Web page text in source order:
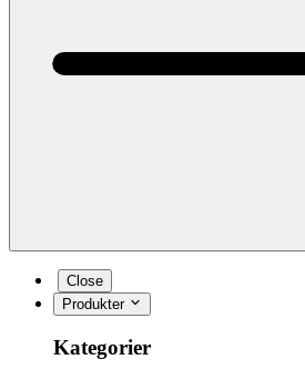
Close
Produkter
Kategorier